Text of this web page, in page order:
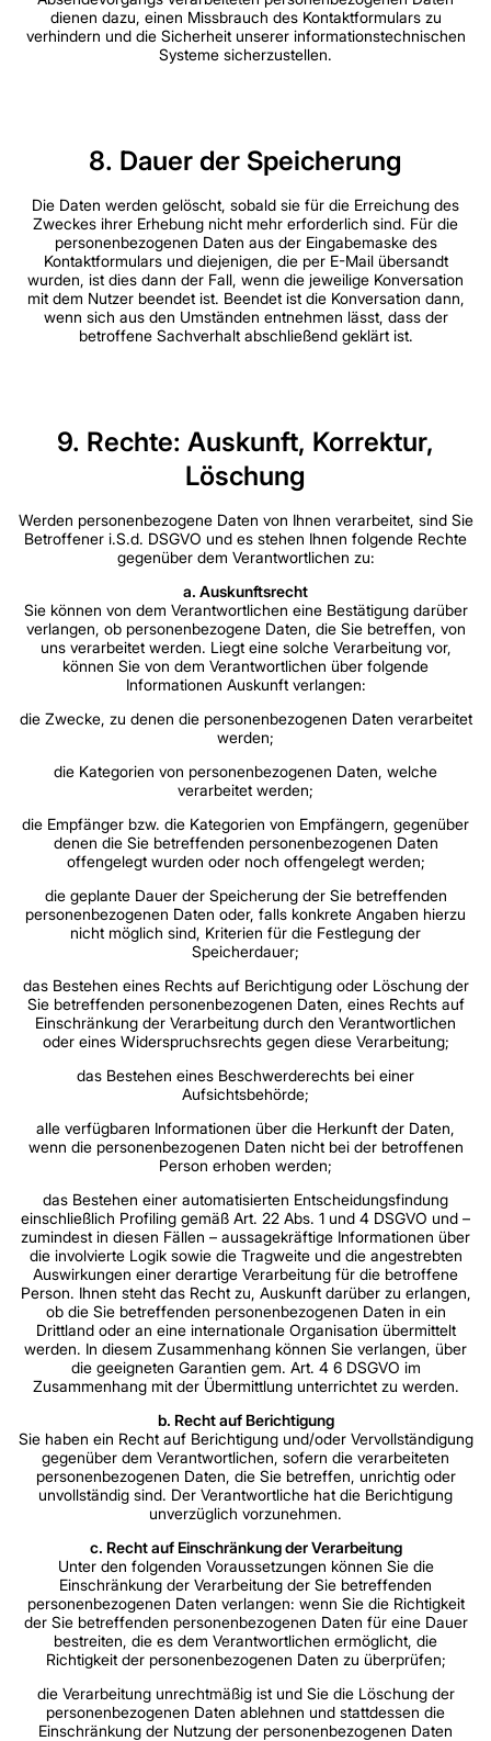
dienen dazu, einen Missbrauch des Kontaktformulars zu
verhindern und die Sicherheit unserer informationstechnischen
Systeme sicherzustellen.
8. Dauer der Speicherung
Die Daten werden gelöscht, sobald sie für die Erreichung des
Zweckes ihrer Erhebung nicht mehr erforderlich sind. Für die
personenbezogenen Daten aus der Eingabemaske des
Kontaktformulars und diejenigen, die per E-Mail übersandt
wurden, ist dies dann der Fall, wenn die jeweilige Konversation
mit dem Nutzer beendet ist. Beendet ist die Konversation dann,
wenn sich aus den Umständen entnehmen lässt, dass der
betroffene Sachverhalt abschließend geklärt ist.
9. Rechte: Auskunft, Korrektur,
Löschung
Werden personenbezogene Daten von Ihnen verarbeitet, sind Sie
Betroffener i.S.d. DSGVO und es stehen Ihnen folgende Rechte
gegenüber dem Verantwortlichen zu:
a. Auskunftsrecht
Sie können von dem Verantwortlichen eine Bestätigung darüber
verlangen, ob personenbezogene Daten, die Sie betreffen, von
uns verarbeitet werden. Liegt eine solche Verarbeitung vor,
können Sie von dem Verantwortlichen über folgende
Informationen Auskunft verlangen:
die Zwecke, zu denen die personenbezogenen Daten verarbeitet
werden;
die Kategorien von personenbezogenen Daten, welche
verarbeitet werden;
die Empfänger bzw. die Kategorien von Empfängern, gegenüber
denen die Sie betreffenden personenbezogenen Daten
offengelegt wurden oder noch offengelegt werden;
die geplante Dauer der Speicherung der Sie betreffenden
personenbezogenen Daten oder, falls konkrete Angaben hierzu
nicht möglich sind, Kriterien für die Festlegung der
Speicherdauer;
das Bestehen eines Rechts auf Berichtigung oder Löschung der
Sie betreffenden personenbezogenen Daten, eines Rechts auf
Einschränkung der Verarbeitung durch den Verantwortlichen
oder eines Widerspruchsrechts gegen diese Verarbeitung;
das Bestehen eines Beschwerderechts bei einer
Aufsichtsbehörde;
alle verfügbaren Informationen über die Herkunft der Daten,
wenn die personenbezogenen Daten nicht bei der betroffenen
Person erhoben werden;
das Bestehen einer automatisierten Entscheidungsfindung
einschließlich Profiling gemäß Art. 22 Abs. 1 und 4 DSGVO und –
zumindest in diesen Fällen – aussagekräftige Informationen über
die involvierte Logik sowie die Tragweite und die angestrebten
Auswirkungen einer derartige Verarbeitung für die betroffene
Person. Ihnen steht das Recht zu, Auskunft darüber zu erlangen,
ob die Sie betreffenden personenbezogenen Daten in ein
Drittland oder an eine internationale Organisation übermittelt
werden. In diesem Zusammenhang können Sie verlangen, über
die geeigneten Garantien gem. Art. 4 6 DSGVO im
Zusammenhang mit der Übermittlung unterrichtet zu werden.
b. Recht auf Berichtigung
Sie haben ein Recht auf Berichtigung und/oder Vervollständigung
gegenüber dem Verantwortlichen, sofern die verarbeiteten
personenbezogenen Daten, die Sie betreffen, unrichtig oder
unvollständig sind. Der Verantwortliche hat die Berichtigung
unverzüglich vorzunehmen.
c. Recht auf Einschränkung der Verarbeitung
Unter den folgenden Voraussetzungen können Sie die
Einschränkung der Verarbeitung der Sie betreffenden
personenbezogenen Daten verlangen: wenn Sie die Richtigkeit
der Sie betreffenden personenbezogenen Daten für eine Dauer
bestreiten, die es dem Verantwortlichen ermöglicht, die
Richtigkeit der personenbezogenen Daten zu überprüfen;
die Verarbeitung unrechtmäßig ist und Sie die Löschung der
personenbezogenen Daten ablehnen und stattdessen die
Einschränkung der Nutzung der personenbezogenen Daten